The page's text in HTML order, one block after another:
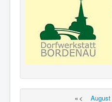
« < August